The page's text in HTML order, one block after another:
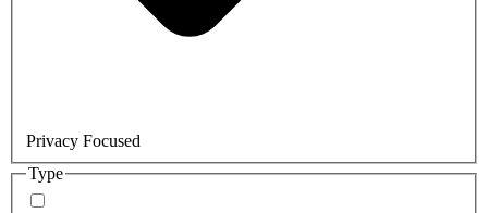
Privacy Focused
Type